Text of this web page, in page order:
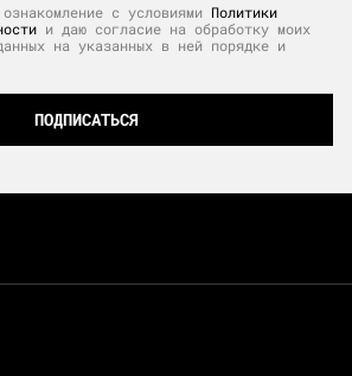
с условиями Политики
и даю согласие на обработку моих
на указанных в ней порядке и
ПОДПИСАТЬСЯ